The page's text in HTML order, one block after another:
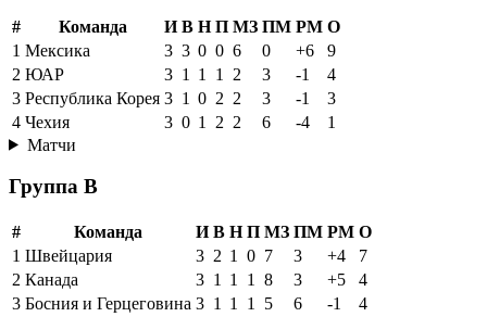
# Команда И В Н П МЗ ПМ РМ О
1 Мексика 3 3 0 0 6 0 +6
9
2 ЮАР 3 1 1 1 2 3 -1
4
3 Республика Корея 3 1 0 2 2 3 -1
3
4 Чехия 3 0 1 2 2 6 -4
1
Матчи
Группа B
# Команда И В Н П МЗ ПМ РМ О
1 Швейцария 3 2 1 0 7 3 +4
7
2 Канада 3 1 1 1 8 3 +5
4
3 Босния и Герцеговина 3 1 1 1 5 6 -1
4